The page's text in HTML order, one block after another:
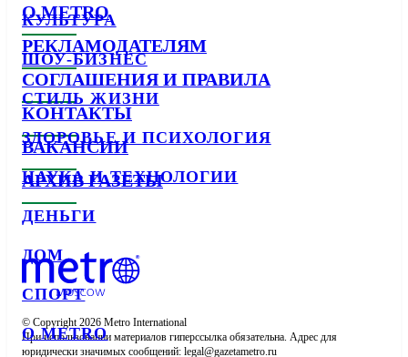
КУЛЬТУРА
ШОУ-БИЗНЕС
СТИЛЬ ЖИЗНИ
ЗДОРОВЬЕ И ПСИХОЛОГИЯ
НАУКА И ТЕХНОЛОГИИ
ДЕНЬГИ
ДОМ
СПОРТ
О METRO
О METRO
РЕКЛАМОДАТЕЛЯМ
СОГЛАШЕНИЯ И ПРАВИЛА
КОНТАКТЫ
ВАКАНСИИ
АРХИВ ГАЗЕТЫ
© Copyright 2026 Metro International
При использовании материалов гиперссылка обязательна. Адрес для
юридически значимых сообщений: